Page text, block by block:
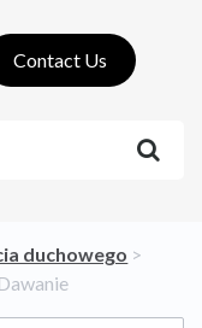
Contact Us
duchowego ​ > ​